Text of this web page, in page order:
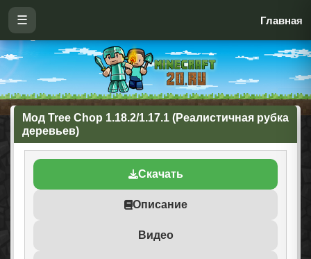
☰ Главная
Мод Tree Chop 1.18.2/1.17.1 (Реалистичная рубка
деревьев)
Скачать
Описание
Видео